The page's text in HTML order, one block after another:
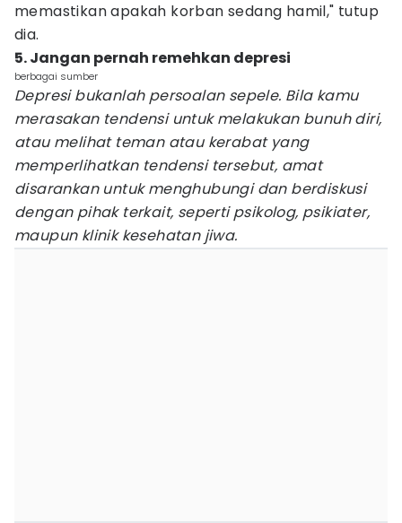
memastikan apakah korban sedang hamil," tutup
dia.
5. Jangan pernah remehkan depresi
berbagai sumber
Depresi bukanlah persoalan sepele. Bila kamu
merasakan tendensi untuk melakukan bunuh diri,
atau melihat teman atau kerabat yang
memperlihatkan tendensi tersebut, amat
disarankan untuk menghubungi dan berdiskusi
dengan pihak terkait, seperti psikolog, psikiater,
maupun klinik kesehatan jiwa.